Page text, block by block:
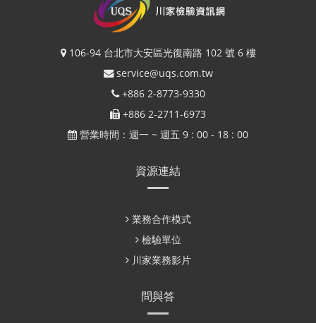
106-94 台北市大安區光復南路 102 號 6 樓
service@uqs.com.tw
+886 2-8773-9330
+886 2-2711-6973
營業時間：週一 ~ 週五 9 : 00 - 18 : 00
資源連結
業務合作模式
檢驗單位
川家業務影片
問與答